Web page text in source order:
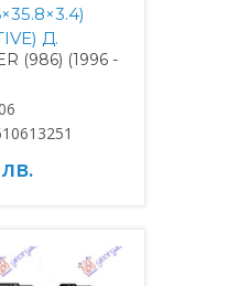
Д.
(986) (1996 -